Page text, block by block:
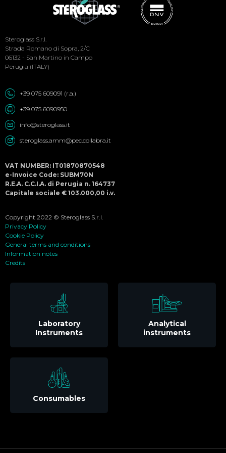
Social
Menu
Steroglass S.r.l.
Strada Romano di Sopra, 2/C
06132 - San Martino in Campo
Perugia (ITALY)
+39 075 609091 (r.a.)
+39 075 6090950
info@steroglass.it
steroglass.amm@pec.collabra.it
VAT NUMBER: IT01870870548
e-Invoice Code: SUBM70N
R.E.A. C.C.I.A. di Perugia n. 164737
Capitale sociale € 103.000,00 i.v.
Copyright 2022 © Steroglass S.r.l.
Privacy Policy
Cookie Policy
General terms and conditions
Information notes
Credits
Laboratory
Instruments
Analytical
instruments
Consumables